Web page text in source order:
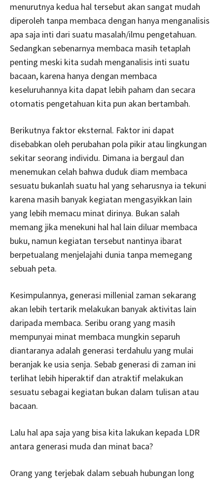
menurutnya kedua hal tersebut akan sangat mudah
diperoleh tanpa membaca dengan hanya menganalisis
apa saja inti dari suatu masalah/ilmu pengetahuan.
Sedangkan sebenarnya membaca masih tetaplah
penting meski kita sudah menganalisis inti suatu
bacaan, karena hanya dengan membaca
keseluruhannya kita dapat lebih paham dan secara
otomatis pengetahuan kita pun akan bertambah.
Berikutnya faktor eksternal. Faktor ini dapat
disebabkan oleh perubahan pola pikir atau lingkungan
sekitar seorang individu. Dimana ia bergaul dan
menemukan celah bahwa duduk diam membaca
sesuatu bukanlah suatu hal yang seharusnya ia tekuni
karena masih banyak kegiatan mengasyikkan lain
yang lebih memacu minat dirinya. Bukan salah
memang jika menekuni hal hal lain diluar membaca
buku, namun kegiatan tersebut nantinya ibarat
berpetualang menjelajahi dunia tanpa memegang
sebuah peta.
Kesimpulannya, generasi millenial zaman sekarang
akan lebih tertarik melakukan banyak aktivitas lain
daripada membaca. Seribu orang yang masih
mempunyai minat membaca mungkin separuh
diantaranya adalah generasi terdahulu yang mulai
beranjak ke usia senja. Sebab generasi di zaman ini
terlihat lebih hiperaktif dan atraktif melakukan
sesuatu sebagai kegiatan bukan dalam tulisan atau
bacaan.
Lalu hal apa saja yang bisa kita lakukan kepada LDR
antara generasi muda dan minat baca?
Orang yang terjebak dalam sebuah hubungan long